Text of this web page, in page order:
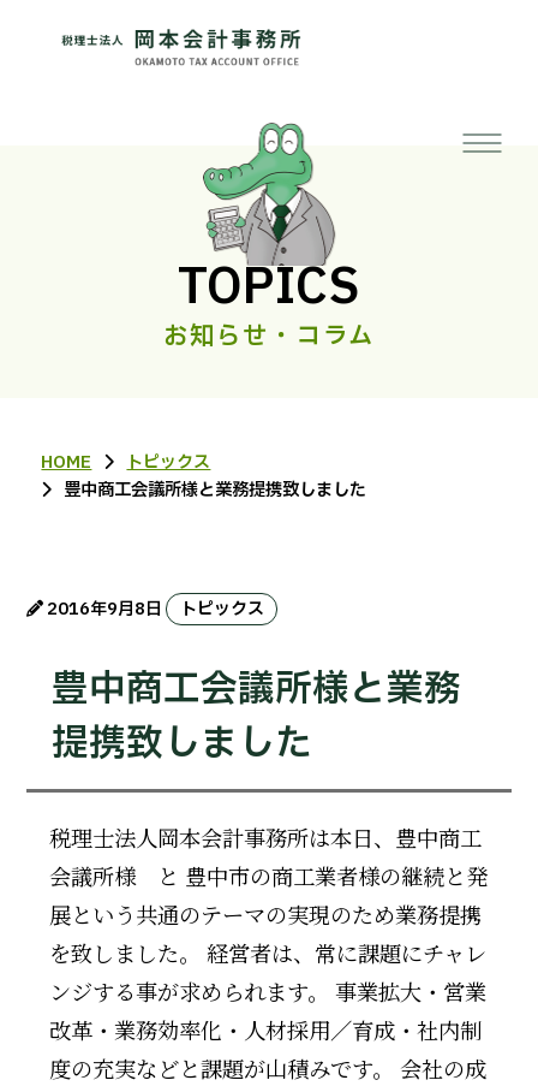
TOPICS
お知らせ・コラム
HOME
トピックス
豊中商工会議所様と業務提携致しました
2016年9月8日 トピックス
豊中商工会議所様と業務
提携致しました
税理士法人岡本会計事務所は本日、豊中商工
会議所様 と 豊中市の商工業者様の継続と発
展という共通のテーマの実現のため業務提携
を致しました。 経営者は、常に課題にチャレ
ンジする事が求められます。 事業拡大・営業
改革・業務効率化・人材採用／育成・社内制
度の充実などと課題が山積みです。 会社の成